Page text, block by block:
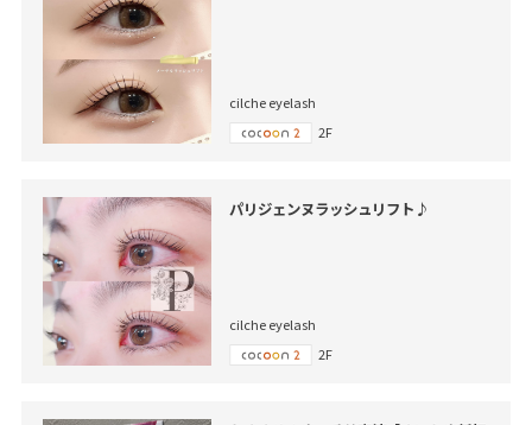
cilche eyelash
2F
パリジェンヌラッシュリフト♪
cilche eyelash
2F